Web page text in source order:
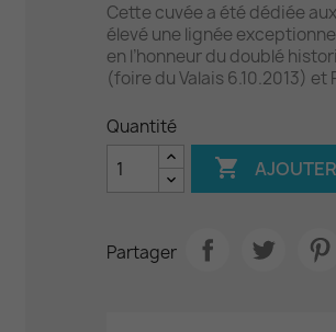
Cette cuvée a été dédiée
élevé une lignée
en l’honneur du doublé
(foire du Valais 6.10.2013)
Quantité

Partager